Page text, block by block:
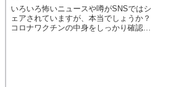
いろいろ怖いニュースや噂がSNSではシ
ェアされていますが、本当でしょうか？
コロナワクチンの中身をしっかり確認し